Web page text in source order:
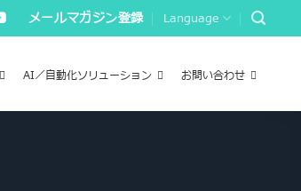
メールマガジン登録 Language
AI／自動化ソリューション お問い合わせ